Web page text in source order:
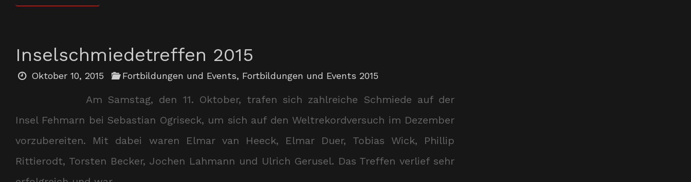
Inselschmiedetreffen 2015
Oktober 10, 2015 Fortbildungen und Events, Fortbildungen und Events 2015
Am Samstag, den 11. Oktober, trafen sich zahlreiche Schmiede auf der
Insel Fehmarn bei Sebastian Ogriseck, um sich auf den Weltrekordversuch im Dezember
vorzubereiten. Mit dabei waren Elmar van Heeck, Elmar Duer, Tobias Wick, Phillip
Rittierodt, Torsten Becker, Jochen Lahmann und Ulrich Gerusel. Das Treffen verlief sehr